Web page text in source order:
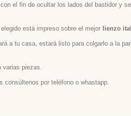
el fin de ocultar los lados del bastidor y
está impreso sobre el mejor lienzo
a tu casa, estará listo para colgarlo a la
varias piezas.
consúltenos por teléfono o whastapp.